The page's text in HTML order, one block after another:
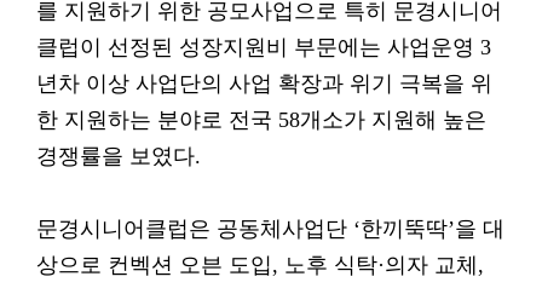
를 지원하기 위한 공모사업으로 특히 문경시니어
클럽이 선정된 성장지원비 부문에는 사업운영 3
년차 이상 사업단의 사업 확장과 위기 극복을 위
한 지원하는 분야로 전국 58개소가 지원해 높은
경쟁률을 보였다.
문경시니어클럽은 공동체사업단 ‘한끼뚝딱’을 대
상으로 컨벡션 오븐 도입, 노후 식탁·의자 교체,